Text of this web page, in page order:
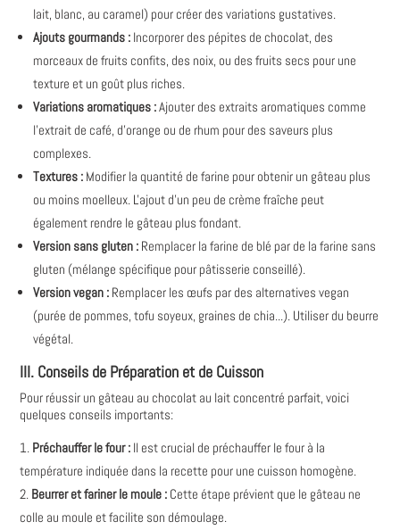
lait, blanc, au caramel) pour créer des variations gustatives.
Ajouts gourmands : Incorporer des pépites de chocolat, des
morceaux de fruits confits, des noix, ou des fruits secs pour une
texture et un goût plus riches.
Variations aromatiques :Ajouter des extraits aromatiques comme
l'extrait de café, d'orange ou de rhum pour des saveurs plus
complexes.
Textures : Modifier la quantité de farine pour obtenir un gâteau plus
ou moins moelleux. L'ajout d'un peu de crème fraîche peut
également rendre le gâteau plus fondant.
Version sans gluten : Remplacer la farine de blé par de la farine sans
gluten (mélange spécifique pour pâtisserie conseillé).
Version vegan : Remplacer les œufs par des alternatives vegan
(purée de pommes, tofu soyeux, graines de chia...). Utiliser du beurre
végétal.
III. Conseils de Préparation et de Cuisson
Pour réussir un gâteau au chocolat au lait concentré parfait, voici
quelques conseils importants:
Préchauffer le four : Il est crucial de préchauffer le four à la
température indiquée dans la recette pour une cuisson homogène.
Beurrer et fariner le moule : Cette étape prévient que le gâteau ne
colle au moule et facilite son démoulage.